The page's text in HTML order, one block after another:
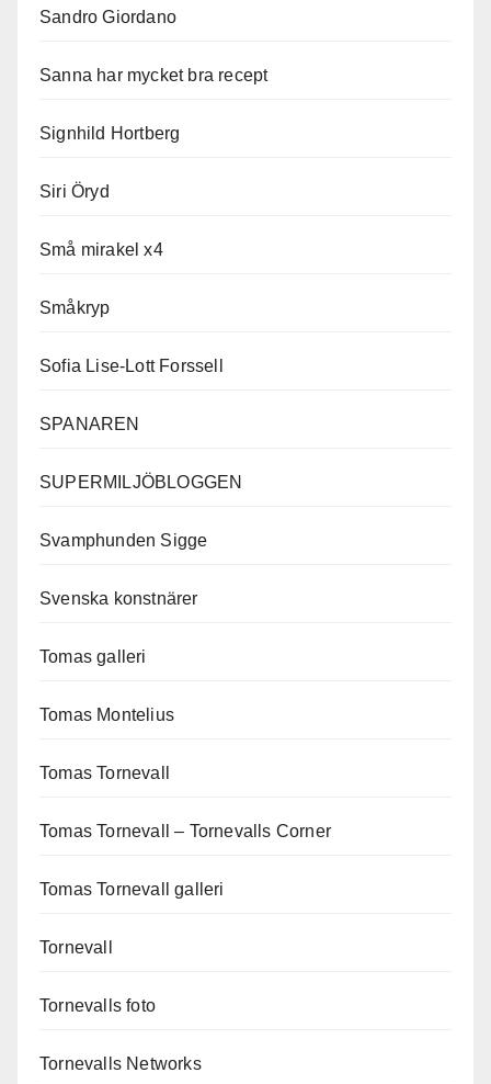
Sandro Giordano
Sanna har mycket bra recept
Signhild Hortberg
Siri Öryd
Små mirakel x4
Småkryp
Sofia Lise-Lott Forssell
SPANAREN
SUPERMILJÖBLOGGEN
Svamphunden Sigge
Svenska konstnärer
Tomas galleri
Tomas Montelius
Tomas Tornevall
Tomas Tornevall – Tornevalls Corner
Tomas Tornevall galleri
Tornevall
Tornevalls foto
Tornevalls Networks